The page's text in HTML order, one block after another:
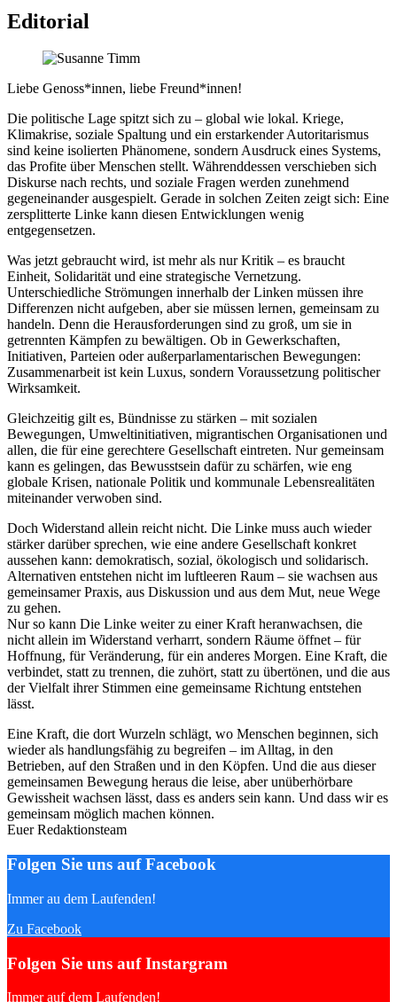
Editorial
Liebe Genoss*innen, liebe Freund*innen!
Die politische Lage spitzt sich zu – global wie lokal. Kriege,
Klimakrise, soziale Spaltung und ein erstarkender Autoritarismus
sind keine isolierten Phänomene, sondern Ausdruck eines Systems,
das Profite über Menschen stellt. Währenddessen verschieben sich
Diskurse nach rechts, und soziale Fragen werden zunehmend
gegeneinander ausgespielt. Gerade in solchen Zeiten zeigt sich: Eine
zersplitterte Linke kann diesen Entwicklungen wenig
entgegensetzen.
Was jetzt gebraucht wird, ist mehr als nur Kritik – es braucht
Einheit, Solidarität und eine strategische Vernetzung.
Unterschiedliche Strömungen innerhalb der Linken müssen ihre
Differenzen nicht aufgeben, aber sie müssen lernen, gemeinsam zu
handeln. Denn die Herausforderungen sind zu groß, um sie in
getrennten Kämpfen zu bewältigen. Ob in Gewerkschaften,
Initiativen, Parteien oder außerparlamentarischen Bewegungen:
Zusammenarbeit ist kein Luxus, sondern Voraussetzung politischer
Wirksamkeit.
Gleichzeitig gilt es, Bündnisse zu stärken – mit sozialen
Bewegungen, Umweltinitiativen, migrantischen Organisationen und
allen, die für eine gerechtere Gesellschaft eintreten. Nur gemeinsam
kann es gelingen, das Bewusstsein dafür zu schärfen, wie eng
globale Krisen, nationale Politik und kommunale Lebensrealitäten
miteinander verwoben sind.
Doch Widerstand allein reicht nicht. Die Linke muss auch wieder
stärker darüber sprechen, wie eine andere Gesellschaft konkret
aussehen kann: demokratisch, sozial, ökologisch und solidarisch.
Alternativen entstehen nicht im luftleeren Raum – sie wachsen aus
gemeinsamer Praxis, aus Diskussion und aus dem Mut, neue Wege
zu gehen.
Nur so kann Die Linke weiter zu einer Kraft heranwachsen, die
nicht allein im Widerstand verharrt, sondern Räume öffnet – für
Hoffnung, für Veränderung, für ein anderes Morgen. Eine Kraft, die
verbindet, statt zu trennen, die zuhört, statt zu übertönen, und die aus
der Vielfalt ihrer Stimmen eine gemeinsame Richtung entstehen
lässt.
Eine Kraft, die dort Wurzeln schlägt, wo Menschen beginnen, sich
wieder als handlungsfähig zu begreifen – im Alltag, in den
Betrieben, auf den Straßen und in den Köpfen. Und die aus dieser
gemeinsamen Bewegung heraus die leise, aber unüberhörbare
Gewissheit wachsen lässt, dass es anders sein kann. Und dass wir es
gemeinsam möglich machen können.
Euer Redaktionsteam
Folgen Sie uns auf Facebook
Immer au dem Laufenden!
Zu Facebook
Folgen Sie uns auf Instargram
Immer auf dem Laufenden!